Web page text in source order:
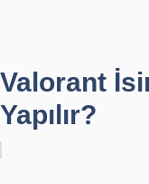
Valorant
Yapılır?